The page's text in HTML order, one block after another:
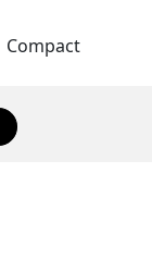
Compact